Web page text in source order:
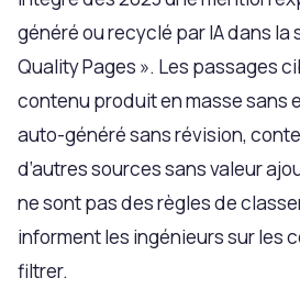
généré ou recyclé par IA dans la
Quality Pages ». Les passages
contenu produit en masse sans
auto-généré sans révision,
d’autres sources sans valeur
ne sont pas des règles de
informent les ingénieurs sur les
filtrer.